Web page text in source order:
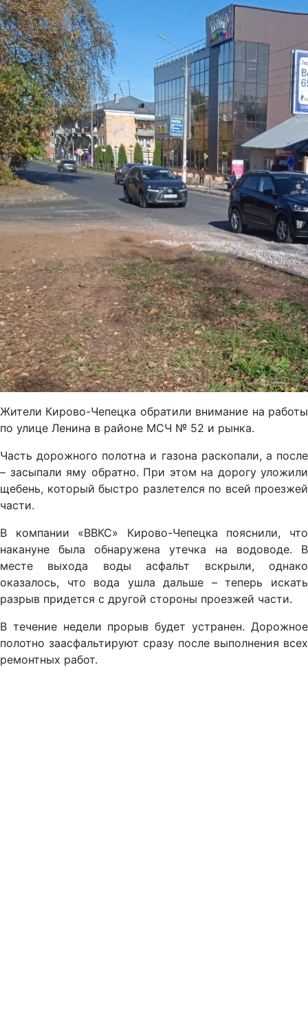
Жители Кирово-Чепецка обратили внимание на работы
по улице Ленина в районе МСЧ № 52 и рынка.
Часть дорожного полотна и газона раскопали, а после
– засыпали яму обратно. При этом на дорогу уложили
щебень, который быстро разлетелся по всей проезжей
части.
В компании «ВВКС» Кирово-Чепецка пояснили, что
накануне была обнаружена утечка на водоводе. В
месте выхода воды асфальт вскрыли, однако
оказалось, что вода ушла дальше – теперь искать
разрыв придется с другой стороны проезжей части.
В течение недели прорыв будет устранен. Дорожное
полотно заасфальтируют сразу после выполнения всех
ремонтных работ.